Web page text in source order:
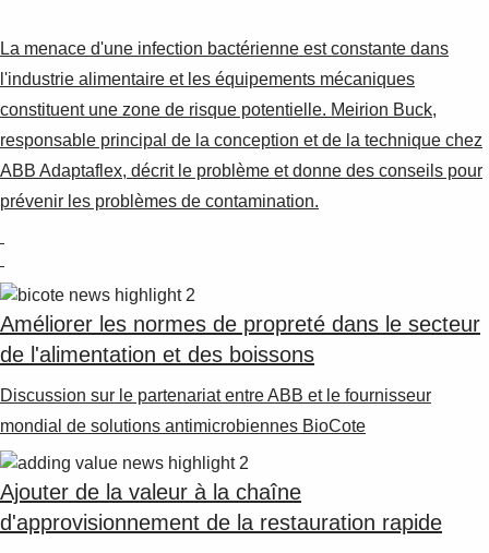
La menace d'une infection bactérienne est constante dans
l'industrie alimentaire et les équipements mécaniques
constituent une zone de risque potentielle. Meirion Buck,
responsable principal de la conception et de la technique chez
ABB Adaptaflex, décrit le problème et donne des conseils pour
prévenir les problèmes de contamination.
Améliorer les normes de propreté dans le secteur
de l'alimentation et des boissons
Discussion sur le partenariat entre ABB et le fournisseur
mondial de solutions antimicrobiennes BioCote
Ajouter de la valeur à la chaîne
d'approvisionnement de la restauration rapide